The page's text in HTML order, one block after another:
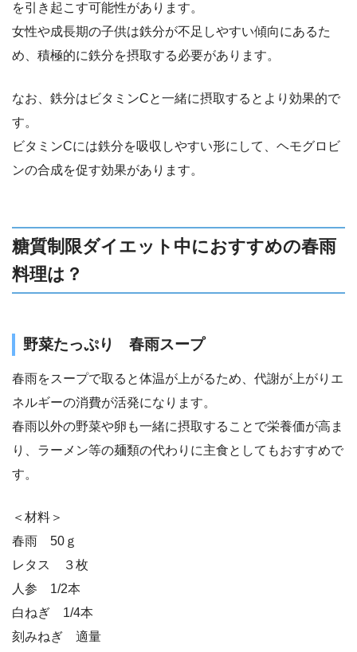
を引き起こす可能性があります。
女性や成長期の子供は鉄分が不足しやすい傾向にあるた
め、積極的に鉄分を摂取する必要があります。
なお、鉄分はビタミンCと一緒に摂取するとより効果的で
す。
ビタミンCには鉄分を吸収しやすい形にして、ヘモグロビ
ンの合成を促す効果があります。
糖質制限ダイエット中におすすめの春雨
料理は？
野菜たっぷり 春雨スープ
春雨をスープで取ると体温が上がるため、代謝が上がりエ
ネルギーの消費が活発になります。
春雨以外の野菜や卵も一緒に摂取することで栄養価が高ま
り、ラーメン等の麺類の代わりに主食としてもおすすめで
す。
＜材料＞
春雨 50ｇ
レタス ３枚
人参 1/2本
白ねぎ 1/4本
刻みねぎ 適量